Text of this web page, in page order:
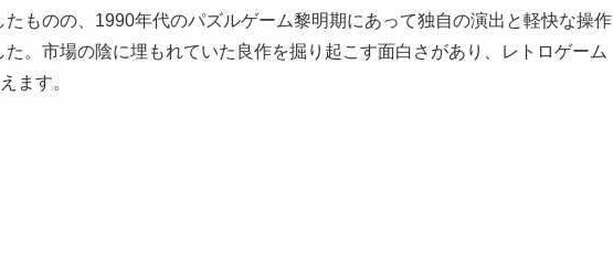
たものの、1990年代のパズルゲーム黎明期にあって独自の演出と軽快な操作
。市場の陰に埋もれていた良作を掘り起こす面白さがあり、レトロゲーム
ます。